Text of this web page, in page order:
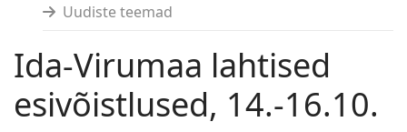
Uudiste teemad
Ida-Virumaa lahtised
esivõistlused, 14.-16.10.